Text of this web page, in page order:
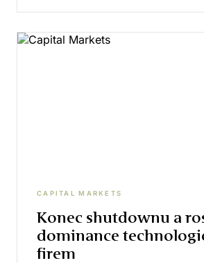
CAPITAL MARKETS
Konec shutdownu a
dominance
firem